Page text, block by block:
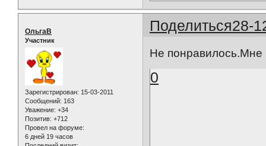
Поделиться28-
ОльгаВ
Участник
Зарегистрирован: 15-03-2011
Сообщений: 163
Уважение: +34
Позитив: +712
Провел на форуме:
6 дней 19 часов
Не понравилось.Мне
0